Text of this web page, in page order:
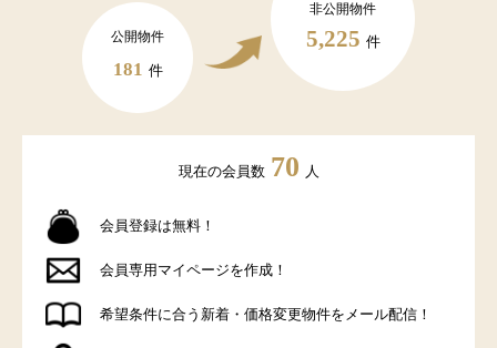
公開物件
181 件
非公開物件
5,225 件
現在の会員数 70 人
会員登録は無料！
会員専用マイページを作成！
希望条件に合う新着・価格変更物件をメール配信！